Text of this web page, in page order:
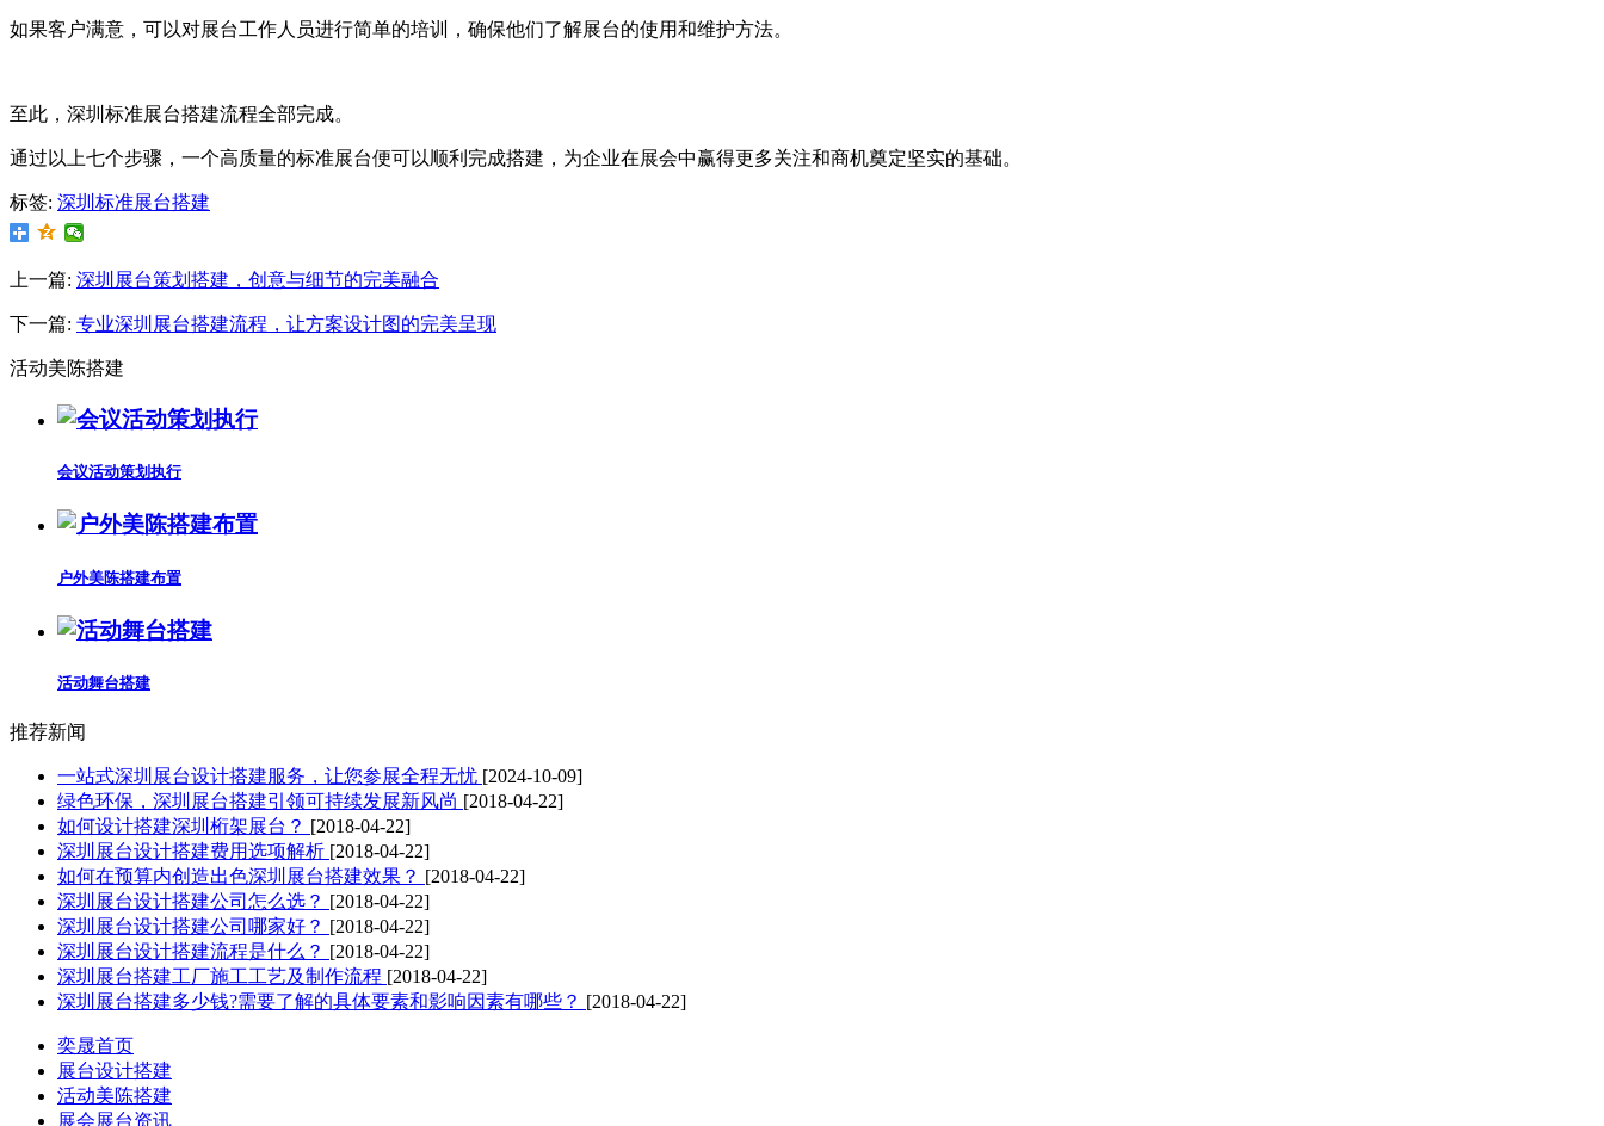
如果客户满意，可以对展台工作人员进行简单的培训，确保他们了解展台的使用和维护方法。
至此，深圳标准展台搭建流程全部完成。
通过以上七个步骤，一个高质量的标准展台便可以顺利完成搭建，为企业在展会中赢得更多关注和商机奠定坚实的基础。
标签: 深圳标准展台搭建
上一篇: 深圳展台策划搭建，创意与细节的完美融合
下一篇: 专业深圳展台搭建流程，让方案设计图的完美呈现
活动美陈搭建
会议活动策划执行
户外美陈搭建布置
活动舞台搭建
推荐新闻
一站式深圳展台设计搭建服务，让您参展全程无忧 [2024-10-09]
绿色环保，深圳展台搭建引领可持续发展新风尚 [2018-04-22]
如何设计搭建深圳桁架展台？ [2018-04-22]
深圳展台设计搭建费用选项解析 [2018-04-22]
如何在预算内创造出色深圳展台搭建效果？ [2018-04-22]
深圳展台设计搭建公司怎么选？ [2018-04-22]
深圳展台设计搭建公司哪家好？ [2018-04-22]
深圳展台设计搭建流程是什么？ [2018-04-22]
深圳展台搭建工厂施工工艺及制作流程 [2018-04-22]
深圳展台搭建多少钱?需要了解的具体要素和影响因素有哪些？ [2018-04-22]
奕晟首页
展台设计搭建
活动美陈搭建
展会展台资讯